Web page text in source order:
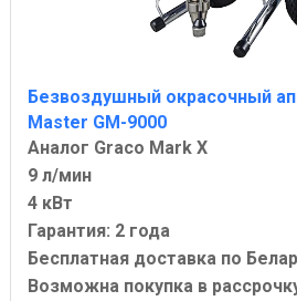
Безвоздушный окрасочный
Master GM-9000
Аналог Graco Mark X
9 л/мин
4 кВт
Гарантия: 2 года
Бесплатная доставка по
Возможна покупка в